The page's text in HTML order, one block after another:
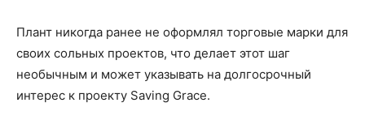
Плант никогда ранее не оформлял торговые марки для
своих сольных проектов, что делает этот шаг
необычным и может указывать на долгосрочный
интерес к проекту Saving Grace.